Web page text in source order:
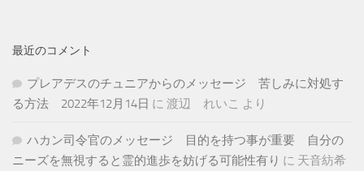
最近のコメント
プレアデスのチュニアからのメッセージ 苦しみに対処す
る方法 2022年12月14日 に 渡辺 れいこ より
ハカン司令官のメッセージ 目的を持つ事が重要 自分の
ニーズを無視すると霊的進歩を妨げる可能性有り に 天音紡希